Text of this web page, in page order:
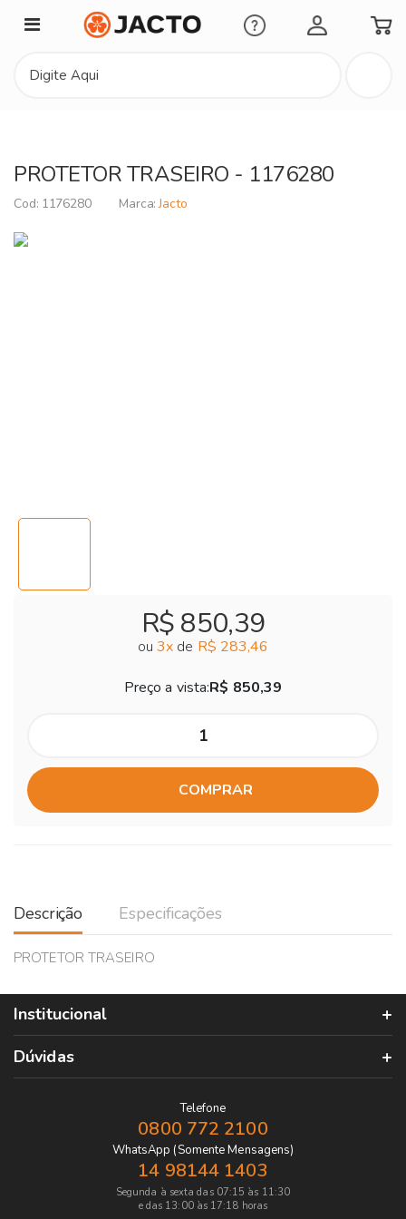
Minha Conta
PROTETOR TRASEIRO - 1176280
1176280 Jacto
R$ 850,39
ou 3x de R$ 283,46
Preço a vista:R$ 850,39
COMPRAR
Descrição Especificações
PROTETOR TRASEIRO
Institucional
Dúvidas
Telefone
0800 772 2100
WhatsApp (Somente Mensagens)
14 98144 1403
Segunda à sexta das 07:15 às 11:30
e das 13:00 às 17:18 horas